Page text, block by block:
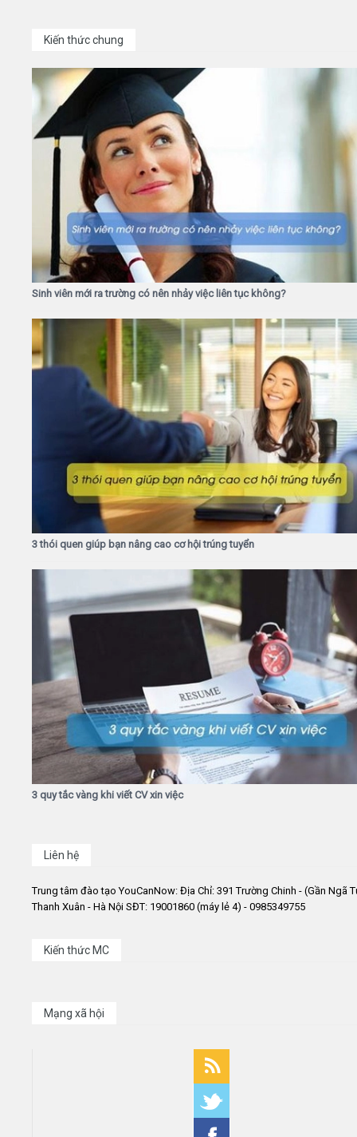
Kiến thức chung
Sinh viên mới ra trường có nên nhảy việc liên tục không?
3 thói quen giúp bạn nâng cao cơ hội trúng tuyển
3 quy tắc vàng khi viết CV xin việc
Liên hệ
Trung tâm đào tạo YouCanNow: Địa Chỉ: 391 Trường Chinh - (Gần Ngã
Thanh Xuân - Hà Nội SĐT: 19001860 (máy lẻ 4) - 0985349755
Kiến thức MC
Mạng xã hội